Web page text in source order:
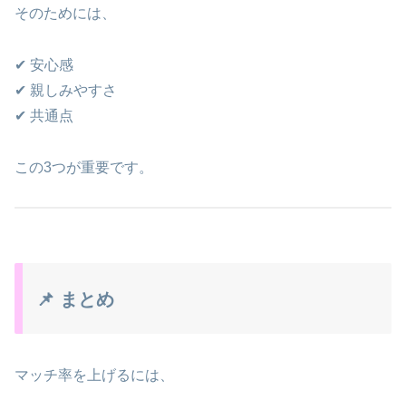
そのためには、
✔ 安心感
✔ 親しみやすさ
✔ 共通点
この3つが重要です。
📌 まとめ
マッチ率を上げるには、